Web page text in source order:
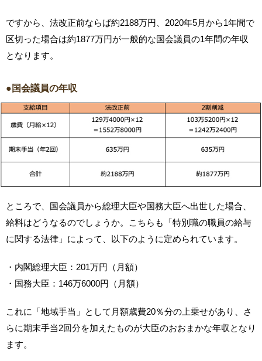
ですから、法改正前ならば約2188万円、2020年5月から1年間で
区切った場合は約1877万円が一般的な国会議員の1年間の年収
となります。
●国会議員の年収
ところで、国会議員から総理大臣や国務大臣へ出世した場合、
給料はどうなるのでしょうか。こちらも「特別職の職員の給与
に関する法律」によって、以下のように定められています。
・内閣総理大臣：201万円（月額）
・国務大臣：146万6000円（月額）
これに「地域手当」として月額歳費20％分の上乗せがあり、さ
らに期末手当2回分を加えたものが大臣のおおまかな年収となり
ます。